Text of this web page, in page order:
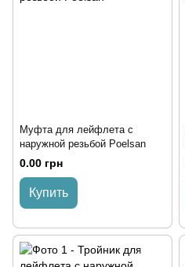
Муфта для лейфлета с
наружной резьбой Poelsan
0.00 грн
Купить